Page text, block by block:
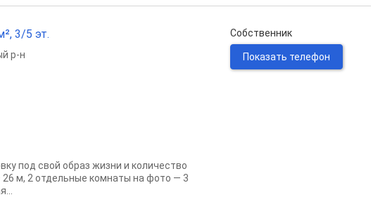
3/5 эт.
р-н
под свой образ жизни и количество
м, 2 отдельные комнаты на фото — 3
Собственник
Показать телефон